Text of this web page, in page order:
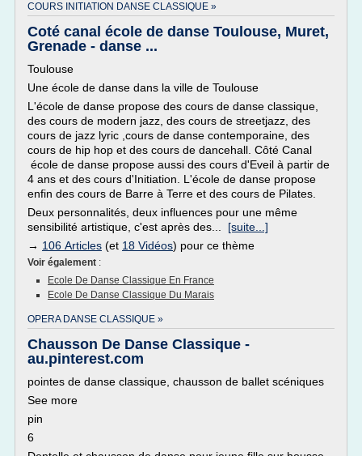
COURS INITIATION DANSE CLASSIQUE »
Coté canal école de danse Toulouse, Muret,
Grenade - danse ...
Toulouse
Une école de danse dans la ville de Toulouse
L'école de danse propose des cours de danse classique,
des cours de modern jazz, des cours de streetjazz, des
cours de jazz lyric ,cours de danse contemporaine, des
cours de hip hop et des cours de dancehall. Côté Canal
école de danse propose aussi des cours d'Eveil à partir de
4 ans et des cours d'Initiation. L'école de danse propose
enfin des cours de Barre à Terre et des cours de Pilates.
Deux personnalités, deux influences pour une même
sensibilité artistique, c'est après des... [suite...]
→ 106 Articles (et 18 Vidéos) pour ce thème
Voir également :
Ecole De Danse Classique En France
Ecole De Danse Classique Du Marais
OPERA DANSE CLASSIQUE »
Chausson De Danse Classique -
au.pinterest.com
pointes de danse classique, chausson de ballet scéniques
See more
pin
6